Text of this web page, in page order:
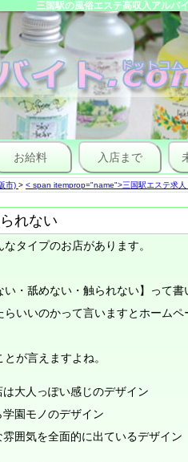
三国駅の風俗エステ高収入アルバ
お給料 入店まで
市) > < span itemprop="name">三国駅エステ求人
れない
タイプのお店があります。
・舐めない・触られない】って
らいいのかって言いますとホーム
が言えますよね。
大人っぽい感じのデザイン
園モノのデザイン
囲気を全面的に出ているデザイン